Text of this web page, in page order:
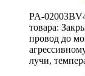
PA-
товара:
провод до
лучи,